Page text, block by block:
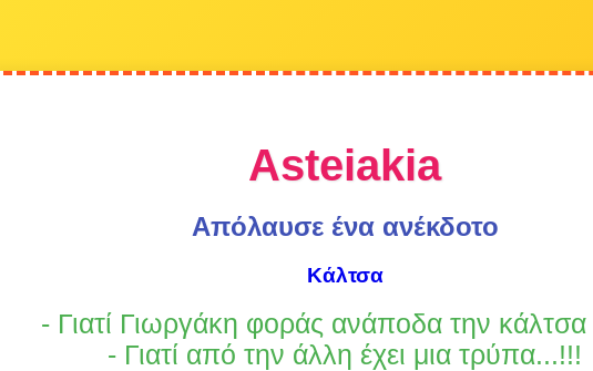
Asteiakia
Απόλαυσε ένα ανέκδοτο
Kάλτσα
- Γιατί Γιωργάκη φοράς ανάποδα την
- Γιατί από την άλλη έχει μια τρύπα...!!!